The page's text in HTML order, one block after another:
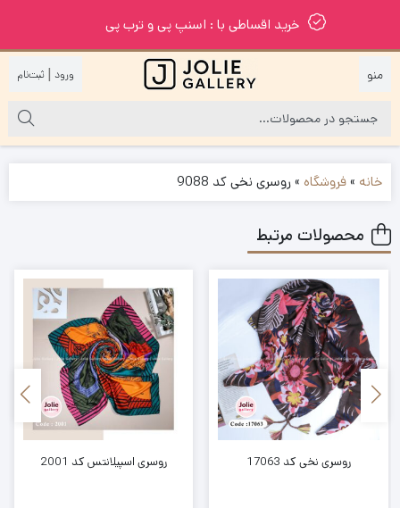
خرید اقساطی با : اسنپ پی و ترب پی
|
خانه »فروشگاه »روسری نخی کد 9088
محصولات مرتبط
روسری نخی کد 17063 روسری اسپیلانتس کد 2001